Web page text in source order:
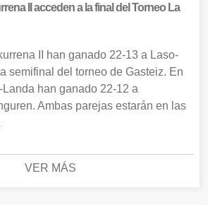
II acceden a la final del Torneo La
II han ganado 22-13 a Laso-
semifinal del torneo de Gasteiz. En
han ganado 22-12 a
Ambas parejas estarán en las
VER MÁS